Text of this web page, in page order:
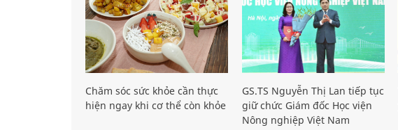
Chăm sóc sức khỏe cần thực
hiện ngay khi cơ thể còn khỏe
GS.TS Nguyễn Thị Lan tiếp tục
giữ chức Giám đốc Học viện
Nông nghiệp Việt Nam